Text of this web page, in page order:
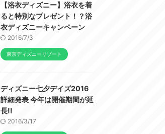
【浴衣ディズニー】浴衣を着
ると特別なプレゼント！？浴
衣ディズニーキャンペーン
2016/7/3
東京ディズニーリゾート
ディズニー七夕デイズ2016
詳細発表 今年は開催期間が延
長!!
2016/3/17